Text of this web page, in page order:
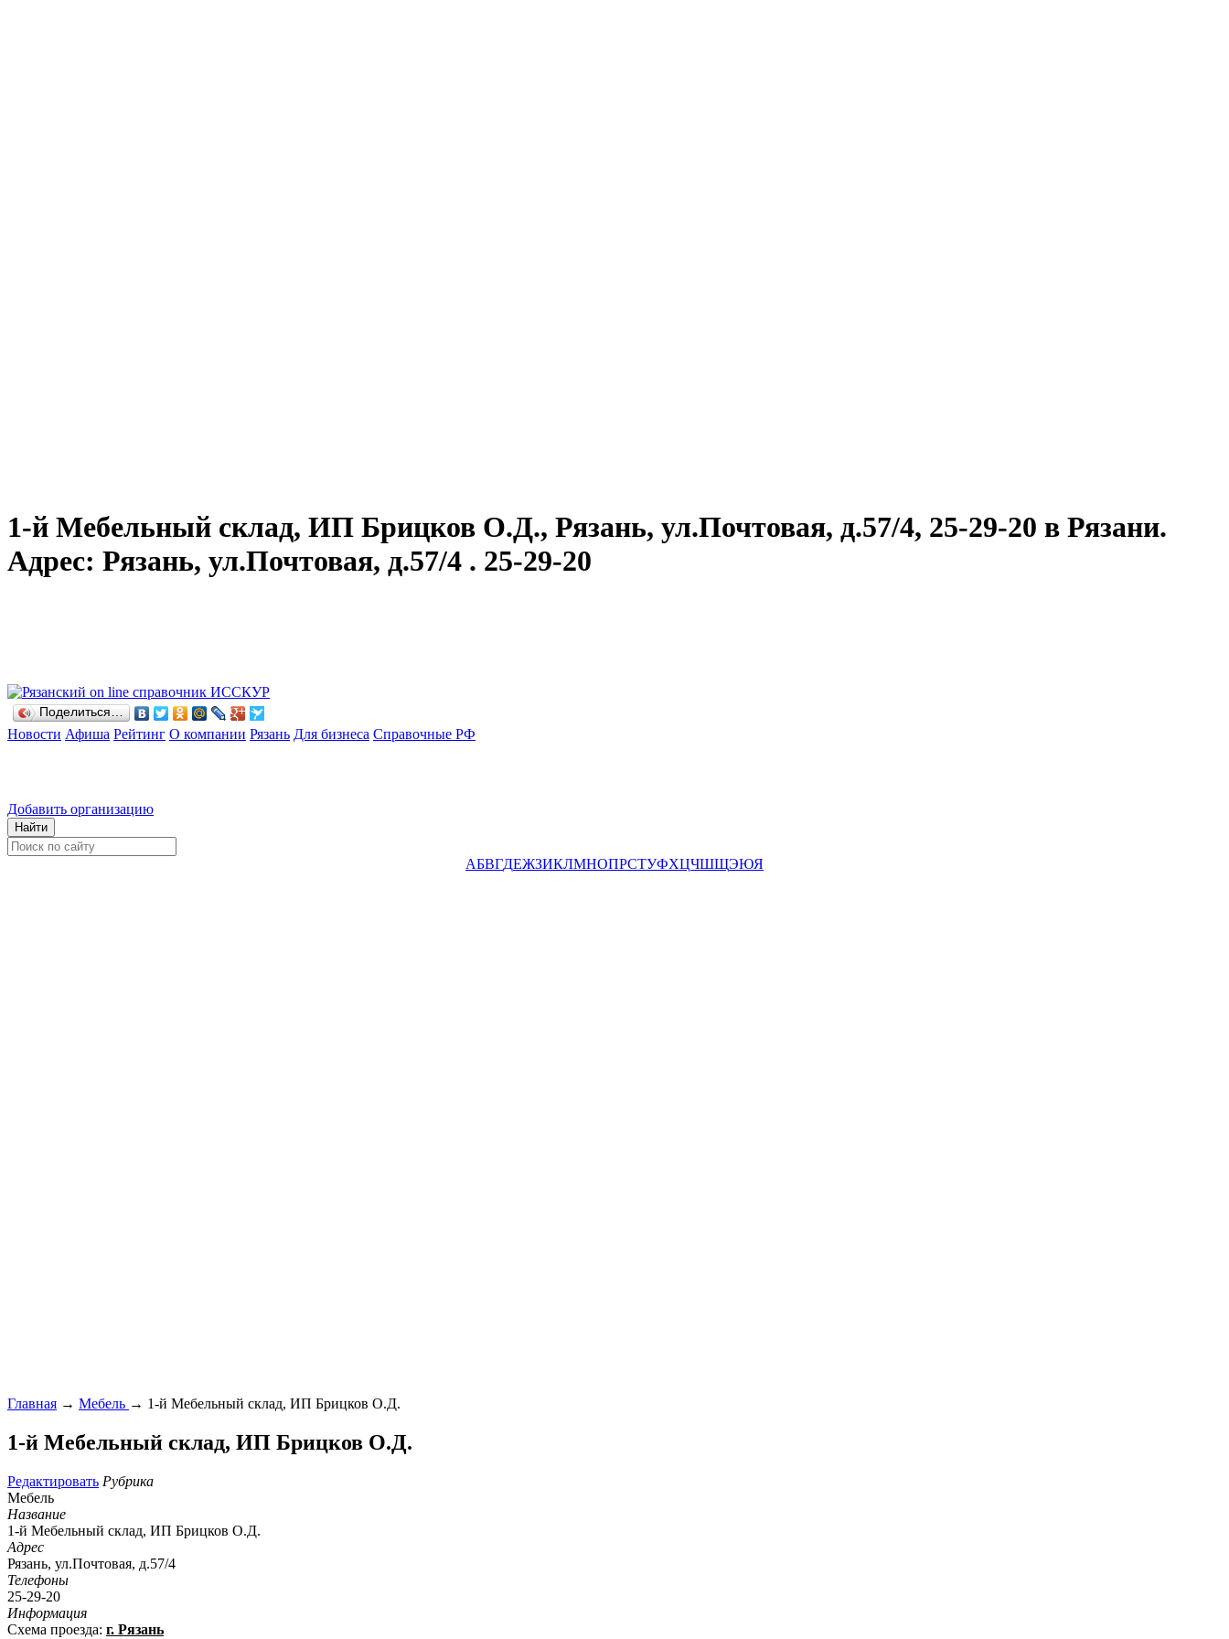
1-й Мебельный склад, ИП Брицков О.Д., Рязань, ул.Почтовая, д.57/4, 25-29-20 в Рязани.
Адрес: Рязань, ул.Почтовая, д.57/4 . 25-29-20
Поделиться…
Новости Афиша Рейтинг О компании Рязань Для бизнеса Справочные РФ
Добавить организацию
АБВГДЕЖЗИКЛМНОПРСТУФХЦЧШЩЭЮЯ
Главная → Мебель → 1-й Мебельный склад, ИП Брицков О.Д.
1-й Мебельный склад, ИП Брицков О.Д.
Редактировать Рубрика
Мебель
Название
1-й Мебельный склад, ИП Брицков О.Д.
Адрес
Рязань, ул.Почтовая, д.57/4
Телефоны
25-29-20
Информация
Схема проезда: г. Рязань